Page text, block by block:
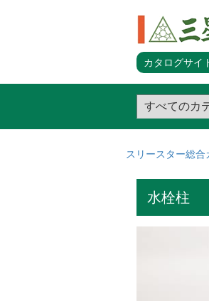
カタログサイ
スリースター総合
水栓柱